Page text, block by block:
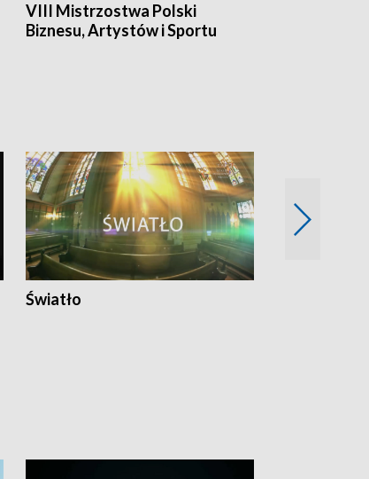
VIII Mistrzostwa Polski
Biznesu, Artystów i Sportu
Światło